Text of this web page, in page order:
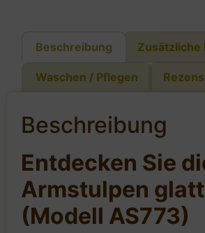
Beschreibung Zusätzliche
Waschen / Pflegen
Beschreibung
Entdecken Sie
Armstulpen glatt
(Modell AS773)